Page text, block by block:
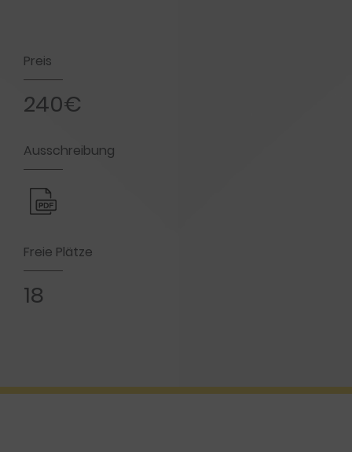
Preis
240€
Ausschreibung
Freie Plätze
18